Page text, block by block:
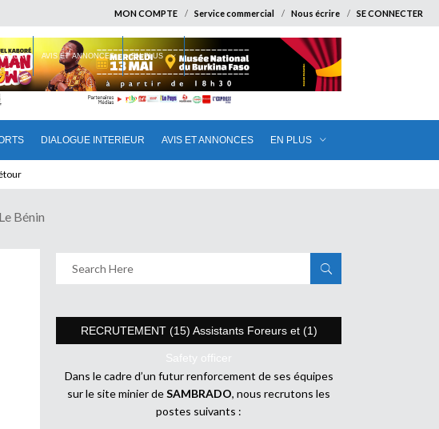
MON COMPTE Service commercial Nous écrire SE CONNECTER
DIALOGUE INTERIEUR AVIS ET ANNONCES EN PLUS
AVIS ET ANNONCES EN PLUS
Bénin
RECRUTEMENT (15) Assistants Foreurs et (1)
Safety officer
Dans le cadre d’un futur renforcement de ses équipes
sur le site minier deSAMBRADO, nous recrutons les
postes suivants :